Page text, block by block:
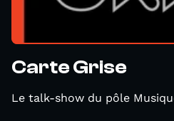
Carte Grise
Le talk-show du pôle